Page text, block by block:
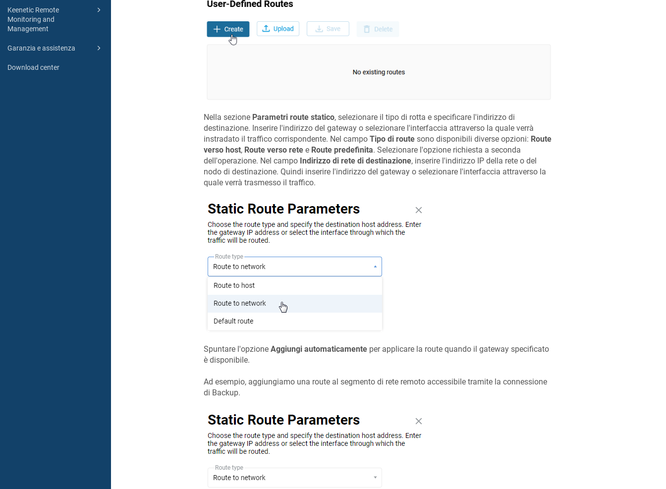
Keenetic Remote
Monitoring and
Management
Garanzia e assistenza
Download center
Nella sezione Parametri route statico, selezionare il tipo di rotta e specificare l'indirizzo di
destinazione. Inserire l'indirizzo del gateway o selezionare l'interfaccia attraverso la quale verrà
instradato il traffico corrispondente. Nel campo Tipo di routesono disponibili diverse opzioni: Route
verso host, Route verso retee Route predefinita. Selezionare l'opzione richiesta a seconda
dell'operazione. Nel campo Indirizzo di rete di destinazione, inserire l'indirizzo IP della rete o del
nodo di destinazione. Quindi inserire l'indirizzo del gateway o selezionare l'interfaccia attraverso la
quale verrà trasmesso il traffico.
Spuntare l'opzione Aggiungi automaticamenteper applicare la route quando il gateway specificato
è disponibile.
Ad esempio, aggiungiamo una route al segmento di rete remoto accessibile tramite la connessione
di Backup.